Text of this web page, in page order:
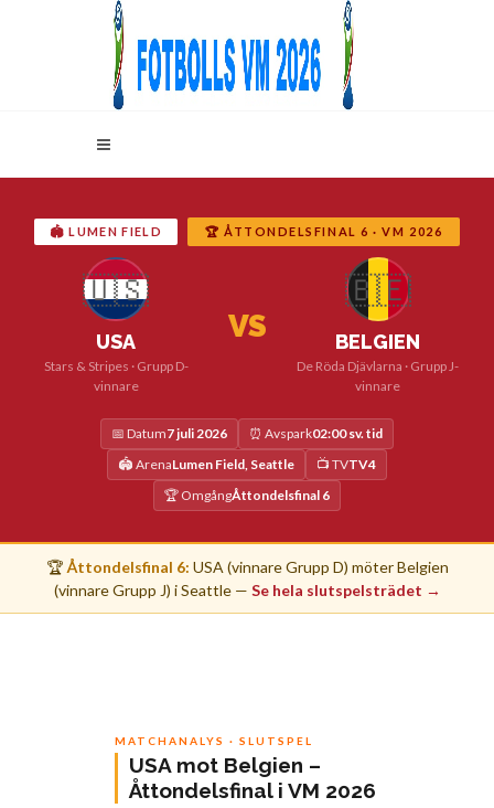
🏟️ LUMEN FIELD 🏆 ÅTTONDELSFINAL 6 · VM 2026
🇺🇸
USA
Stars & Stripes · Grupp D-
vinnare
VS
🇧🇪
BELGIEN
De Röda Djävlarna · Grupp J-
vinnare
📅 Datum7 juli 2026 ⏰ Avspark02:00 sv. tid
🏟️ ArenaLumen Field, Seattle 📺 TVTV4
🏆 OmgångÅttondelsfinal 6
🏆 Åttondelsfinal 6: USA (vinnare Grupp D) möter Belgien
(vinnare Grupp J) i Seattle — Se hela slutspelsträdet →
MATCHANALYS · SLUTSPEL
USA mot Belgien –
Åttondelsfinal i VM 2026